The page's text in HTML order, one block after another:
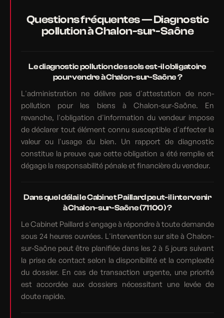
Questions fréquentes — Diagnostic
pollution à Chalon-sur-Saône
Le diagnostic pollution des sols est-il obligatoire
pour vendre à Chalon-sur-Saône ?
L'administration ne délivre pas d'attestation de non-
pollution pour les biens à Chalon-sur-Saône. En
revanche, l'obligation d'information du vendeur impose
de déclarer tout élément connu susceptible d'affecter la
valeur ou l'usage du bien. Un rapport de diagnostic
constitue la preuve que cette obligation a été remplie et
dégage la responsabilité pénale et financière du vendeur.
Dans quel délai le Cabinet Paillard peut-il intervenir
à Chalon-sur-Saône (71100) ?
Le Cabinet Paillard s'engage à répondre à toute demande
sous 24 heures ouvrées. L'intervention sur site à Chalon-
sur-Saône peut être planifiée dans les 2 à 5 jours suivant
la prise de contact selon la disponibilité et la complexité
du dossier. En cas de transaction urgente, une priorité
est accordée aux dossiers nécessitant une levée de
doute rapide.